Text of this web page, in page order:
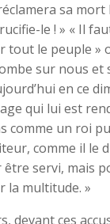
sa mort
le ! » « Il
tout le peuple »
sur nous et
en ce
qui lui est
comme un roi
comme il le
servi, mais
la multitude. »
devant ces